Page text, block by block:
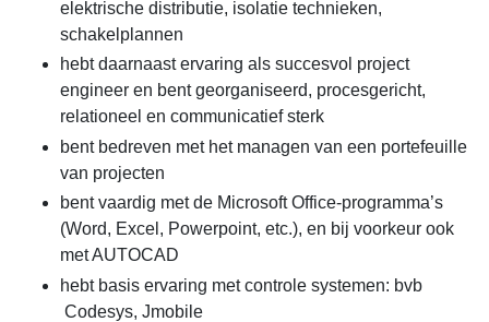
elektrische distributie, isolatie technieken,
schakelplannen
hebt daarnaast ervaring als succesvol project
engineer en bent georganiseerd, procesgericht,
relationeel en communicatief sterk
bent bedreven met het managen van een portefeuille
van projecten
bent vaardig met de Microsoft Office-programma’s
(Word, Excel, Powerpoint, etc.), en bij voorkeur ook
met AUTOCAD
hebt basis ervaring met controle systemen: bvb
Codesys, Jmobile